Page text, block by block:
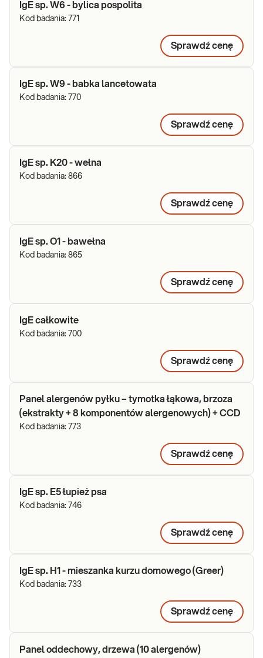
IgE sp. W6 - bylica pospolita
Kod badania: 771
Sprawdź cenę
IgE sp. W9 - babka lancetowata
Kod badania: 770
Sprawdź cenę
IgE sp. K20 - wełna
Kod badania: 866
Sprawdź cenę
IgE sp. O1 - bawełna
Kod badania: 865
Sprawdź cenę
IgE całkowite
Kod badania: 700
Sprawdź cenę
Panel alergenów pyłku – tymotka łąkowa, brzoza
(ekstrakty + 8 komponentów alergenowych) + CCD
Kod badania: 773
Sprawdź cenę
IgE sp. E5 łupież psa
Kod badania: 746
Sprawdź cenę
IgE sp. H1 - mieszanka kurzu domowego (Greer)
Kod badania: 733
Sprawdź cenę
Panel oddechowy, drzewa (10 alergenów)